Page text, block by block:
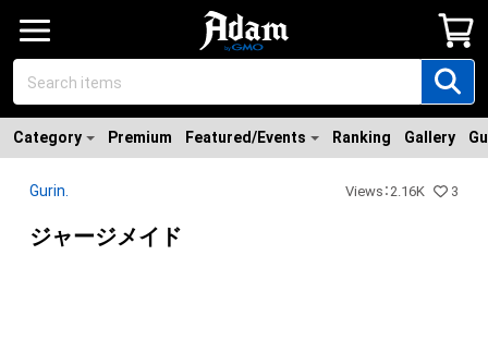
Category Premium Featured/Events Ranking Gallery
Gurin. Views ：2.16K 3
ジャージメイド